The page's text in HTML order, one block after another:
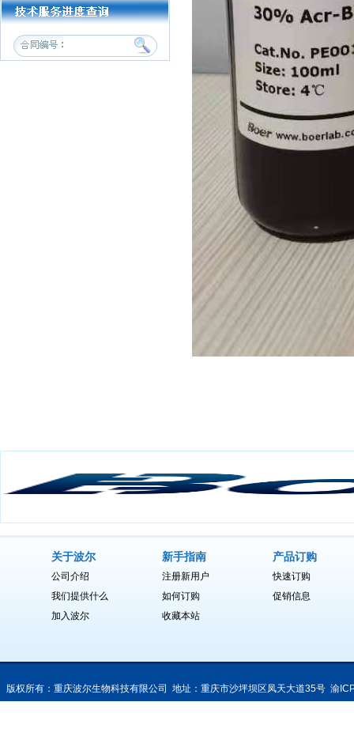
关于波尔
公司介绍
我们提供什么
加入波尔
新手指南
注册新用户
如何订购
收藏本站
产品订购
快速订购
促销信息
版权所有：重庆波尔生物科技有限公司 地址：重庆市沙坪坝区凤天大道35号 渝